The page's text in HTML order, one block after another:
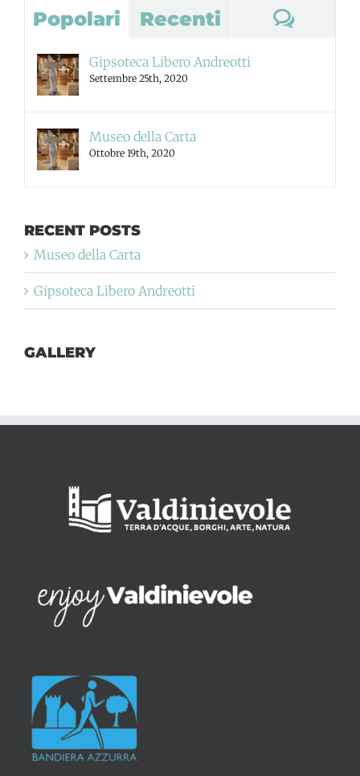
Popolari Recenti
Gipsoteca Libero Andreotti
Settembre 25th, 2020
Museo della Carta
Ottobre 19th, 2020
RECENT POSTS
Museo della Carta
Gipsoteca Libero Andreotti
GALLERY